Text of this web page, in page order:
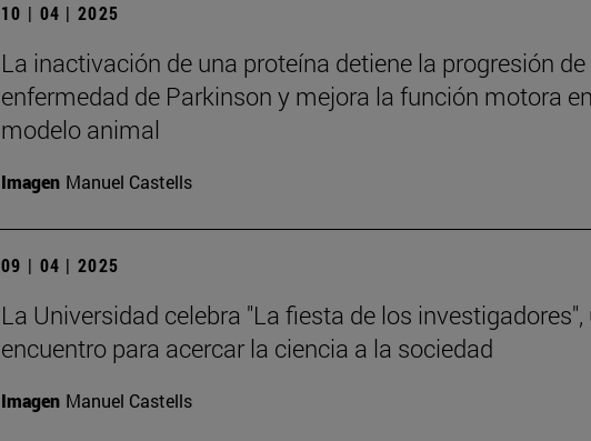
10 | 04 | 2025
La inactivación de una proteína detiene la progresión de
enfermedad de Parkinson y mejora la función motora
modelo animal
Imagen Manuel Castells
09 | 04 | 2025
La Universidad celebra "La fiesta de los investigadores",
encuentro para acercar la ciencia a la sociedad
Imagen Manuel Castells